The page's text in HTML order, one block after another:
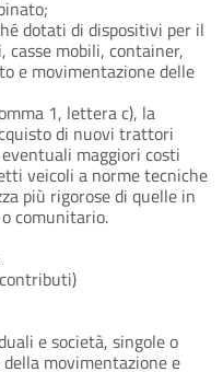
dotati di dispositivi per il
mobili, container,
e movimentazione delle
1, lettera c), la
di nuovi trattori
maggiori costi
veicoli a norme tecniche
più rigorose di quelle in
comunitario.
e società, singole o
movimentazione e